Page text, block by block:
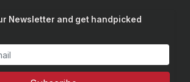
Newsletter and get handpicked